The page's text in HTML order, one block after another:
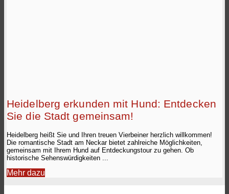
Heidelberg erkunden mit Hund: Entdecken
Sie die Stadt gemeinsam!
Heidelberg heißt Sie und Ihren treuen Vierbeiner herzlich willkommen!
Die romantische Stadt am Neckar bietet zahlreiche Möglichkeiten,
gemeinsam mit Ihrem Hund auf Entdeckungstour zu gehen. Ob
historische Sehenswürdigkeiten ...
Mehr dazu